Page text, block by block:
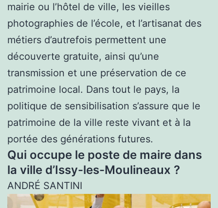
mairie ou l’hôtel de ville, les vieilles
photographies de l’école, et l’artisanat des
métiers d’autrefois permettent une
découverte gratuite, ainsi qu’une
transmission et une préservation de ce
patrimoine local. Dans tout le pays, la
politique de sensibilisation s’assure que le
patrimoine de la ville reste vivant et à la
portée des générations futures.
Qui occupe le poste de maire dans
la ville d’Issy-les-Moulineaux ?
ANDRÉ SANTINI